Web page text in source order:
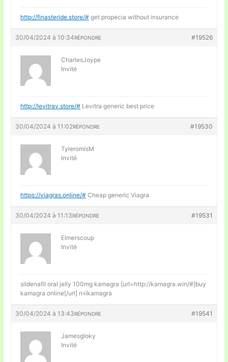
http://finasteride.store/# get propecia without insurance
30/04/2024 à 10:34 #19526
RÉPONDRE
CharlesJoype
Invité
http://levitrav.store/# Levitra generic best price
30/04/2024 à 11:02 #19530
RÉPONDRE
TyleromisM
Invité
https://viagras.online/# Cheap generic Viagra
30/04/2024 à 11:13 #19531
RÉPONDRE
Elmerscoup
Invité
sildenafil oral jelly 100mg kamagra [url=http://kamagra.win/#]buy
kamagra online[/url] п»їkamagra
30/04/2024 à 13:43 #19541
RÉPONDRE
Jamesgloky
Invité